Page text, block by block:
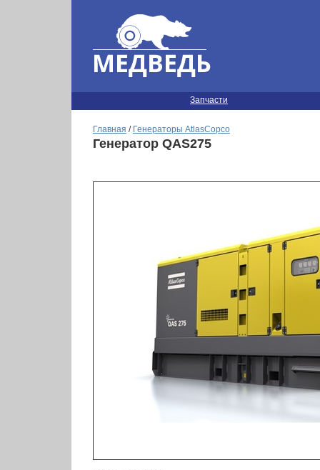
Запчасти
Главная / Генераторы AtlasCopco
Генератор QAS275